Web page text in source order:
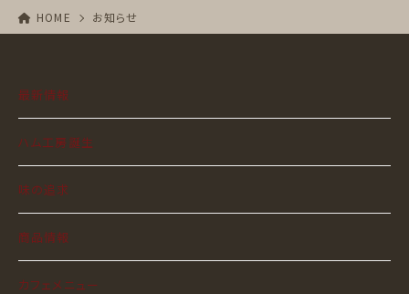
HOME お知らせ
最新情報
ハム工房誕生
味の追求
商品情報
カフェメニュー